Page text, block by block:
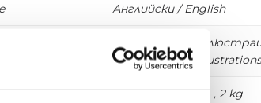
Английски / English
288 страници, над 200
/ 288 pages, over 200
W 25 x L 33 x D 4 cm , 2 kg